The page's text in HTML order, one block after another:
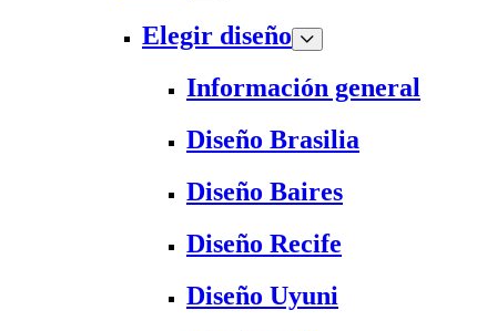
Elegir diseño
Información general
Diseño Brasilia
Diseño Baires
Diseño Recife
Diseño Uyuni